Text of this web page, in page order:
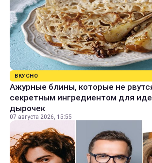
ВКУСНО
Ажурные блины, которые не
секретным ингредиентом для
дырочек
07 августа 2026, 15:55